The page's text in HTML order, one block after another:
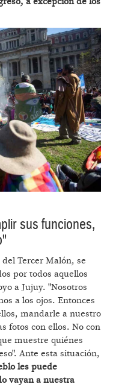
sus funciones,
Tercer Malón, se
por todos aquellos
a Jujuy. "Nosotros
a los ojos. Entonces
mandarle a nuestro
fotos con ellos. No con
muestre quiénes
Ante esta situación,
les puede
vayan a nuestra